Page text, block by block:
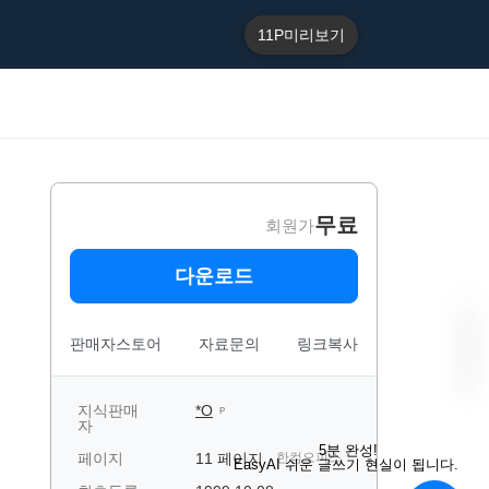
11P미리보기
회원가무료
다운로드
판매자스토어 자료문의 링크복사
지식판매
자
*O P
페이지 11 페이지 한컴오피스5분 완성!
EasyAI 쉬운 글쓰기 현실이 됩니다.